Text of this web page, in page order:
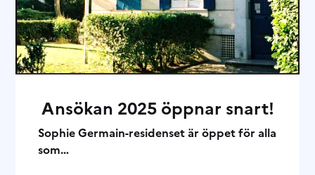
Ansökan 2025 öppnar snart!
Sophie Germain-residenset är öppet för alla
som…